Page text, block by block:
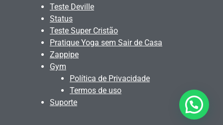
Teste Deville
Status
Teste Super Cristão
Pratique Yoga sem Sair de Casa
Zappipe
Gym
Política de Privacidade
Termos de uso
Suporte